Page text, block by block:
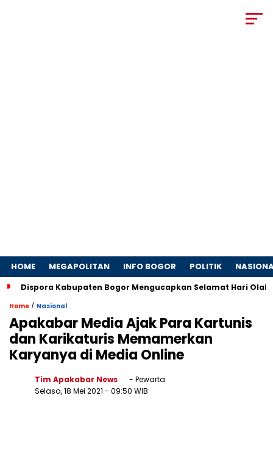
HOME MEGAPOLITAN INFO BOGOR POLITIK
Dispora Kabupaten Bogor Mengucapkan Selamat Hari
Home / Nasional
Apakabar Media Ajak Para Kartunis
dan Karikaturis Memamerkan
Karyanya di Media Online
Tim Apakabar News
- Pewarta
Selasa, 18 Mei 2021 - 09:50 WIB